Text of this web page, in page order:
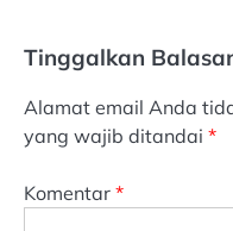
Tinggalkan
Alamat email Anda
yang wajib ditandai *
Komentar *